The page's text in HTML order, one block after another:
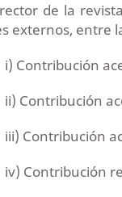
de la
externos, entre
i) Contribución
ii) Contribución
iii) Contribución
iv) Contribución